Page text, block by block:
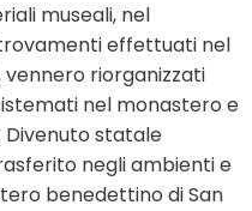
museali, nel
effettuati nel
riorganizzati
nel monastero e
Divenuto statale
negli ambienti e
benedettino di San